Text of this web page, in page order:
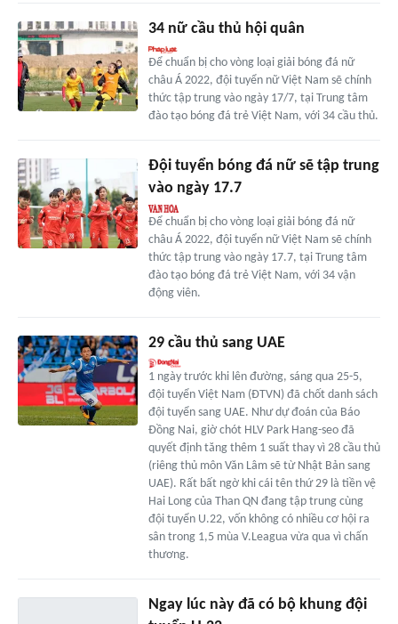
34 nữ cầu thủ hội quân
Để chuẩn bị cho vòng loại giải bóng đá nữ
châu Á 2022, đội tuyển nữ Việt Nam sẽ chính
thức tập trung vào ngày 17/7, tại Trung tâm
đào tạo bóng đá trẻ Việt Nam, với 34 cầu thủ.
Đội tuyển bóng đá nữ sẽ tập trung
vào ngày 17.7
Để chuẩn bị cho vòng loại giải bóng đá nữ
châu Á 2022, đội tuyển nữ Việt Nam sẽ chính
thức tập trung vào ngày 17.7, tại Trung tâm
đào tạo bóng đá trẻ Việt Nam, với 34 vận
động viên.
29 cầu thủ sang UAE
1 ngày trước khi lên đường, sáng qua 25-5,
đội tuyển Việt Nam (ĐTVN) đã chốt danh sách
đội tuyển sang UAE. Như dự đoán của Báo
Đồng Nai, giờ chót HLV Park Hang-seo đã
quyết định tăng thêm 1 suất thay vì 28 cầu thủ
(riêng thủ môn Văn Lâm sẽ từ Nhật Bản sang
UAE). Rất bất ngờ khi cái tên thứ 29 là tiền vệ
Hai Long của Than QN đang tập trung cùng
đội tuyển U.22, vốn không có nhiều cơ hội ra
sân trong 1,5 mùa V.Leagua vừa qua vì chấn
thương.
Ngay lúc này đã có bộ khung đội